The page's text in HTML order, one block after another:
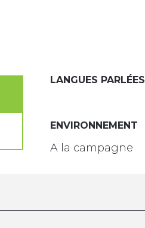
LANGUES PARLÉES
LANGUES PARLÉES
ENVIRONNEMENT
ENVIRONNEMENT
A la campagne